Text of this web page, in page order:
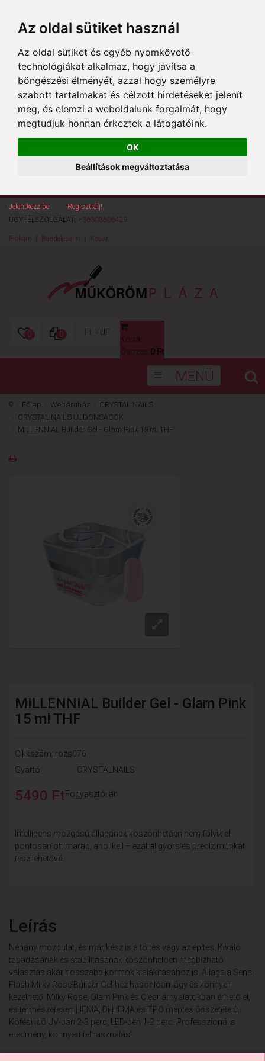
Az oldal sütiket használ
Az oldal sütiket és egyéb nyomkövető
technológiákat alkalmaz, hogy javítsa a
böngészési élményét, azzal hogy személyre
szabott tartalmakat és célzott hirdetéseket jelenít
meg, és elemzi a weboldalunk forgalmát, hogy
megtudjuk honnan érkeztek a látogatóink.
OK
Beállítások megváltoztatása
Jelentkezz be
Regisztrálj!
ÜGYFÉLSZOLGÁLAT: +36303606429
Fiókom Rendeléseim Kosár
0 0 Ft HUF
Kosár
Összes: 0 Ft
MENÜ
Főlap Webáruház
CRYSTAL NAILS
CRYSTAL NAILS ÚJDONSÁGOK
MILLENNIAL Builder Gel - Glam Pink 15 ml THF
MILLENNIAL Builder Gel - Glam Pink
15 ml THF
Cikkszám: rozs076
Gyártó
CRYSTALNAILS
Fogyasztói ár
5490 Ft
Intelligens mozgású állagának köszönhetően nem folyik el,
pontosan ott marad, ahol kell – ezáltal gyors és precíz munkát
tesz lehetővé.
Leírás
Néhány mozdulat, és már kész is a töltés vagy az építés. Kiváló
tapadásának és stabilitásának köszönhetően megbízható
választás akár hosszabb körmök kialakításához is. Állaga a Sens
Flash Milky Rose Builder Gel-hez hasonlóan lágy és könnyen
kezelhető. Milky Rose, Glam Pink és Clear árnyalatokban érhetõ el,
és természetesen HEMA, Di-HEMA és TPO mentes összetételû.
Kötési idõ UV-ban 2-3 perc, LED-ben 1-2 perc. Professzionális
eredmény, könnyed felhasználás!